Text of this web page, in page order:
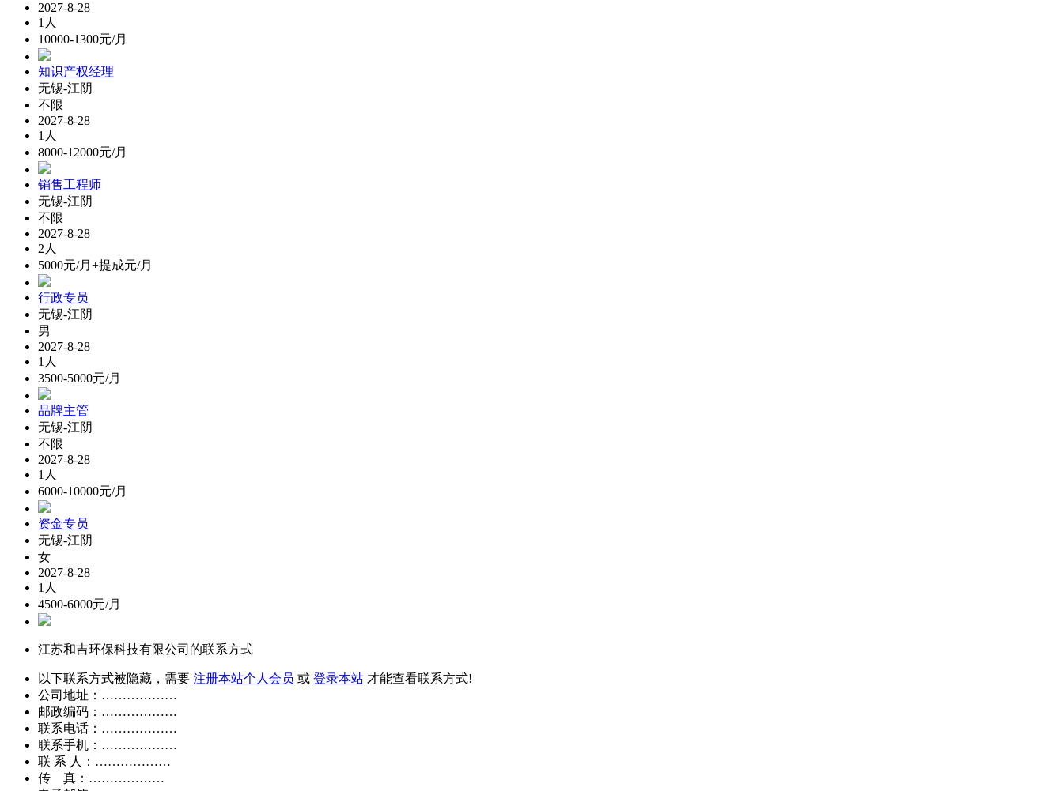
2027-8-28
1人
10000-1300元/月
知识产权经理
无锡-江阴
不限
2027-8-28
1人
8000-12000元/月
销售工程师
无锡-江阴
不限
2027-8-28
2人
5000元/月+提成元/月
行政专员
无锡-江阴
男
2027-8-28
1人
3500-5000元/月
品牌主管
无锡-江阴
不限
2027-8-28
1人
6000-10000元/月
资金专员
无锡-江阴
女
2027-8-28
1人
4500-6000元/月
江苏和吉环保科技有限公司的联系方式
以下联系方式被隐藏，需要 注册本站个人会员 或 登录本站 才能查看联系方式!
公司地址：………………
邮政编码：………………
联系电话：………………
联系手机：………………
联 系 人：………………
传 真：………………